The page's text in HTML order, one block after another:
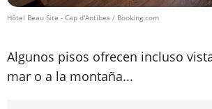
Hôtel Beau Site - Cap d'Antibes / Booking.com
Algunos pisos ofrecen incluso
mar o a la montaña...